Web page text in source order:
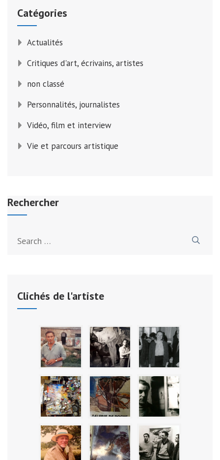
Catégories
Actualités
Critiques d'art, écrivains, artistes
non classé
Personnalités, journalistes
Vidéo, film et interview
Vie et parcours artistique
Rechercher
Clichés de l'artiste